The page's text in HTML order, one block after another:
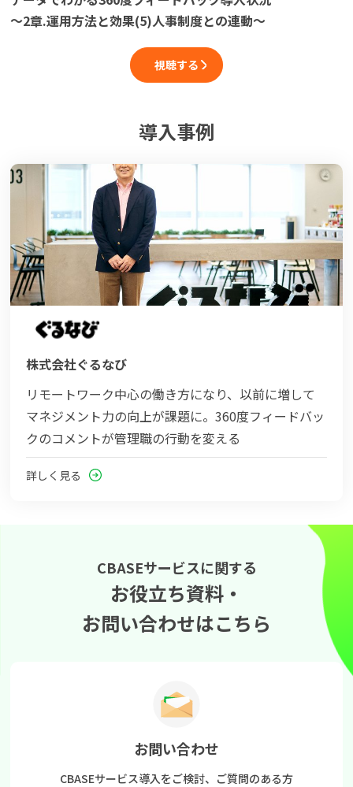
～2章.運用方法と効果(5)人事制度との連動～
視聴する
導入事例
株式会社ぐるなび
リモートワーク中心の働き方になり、以前に増して
マネジメント力の向上が課題に。360度フィードバッ
クのコメントが管理職の行動を変える
詳しく見る
CBASEサービスに関する
お役立ち資料・
お問い合わせはこちら
お問い合わせ
CBASEサービス導入をご検討、 ご質問のある方